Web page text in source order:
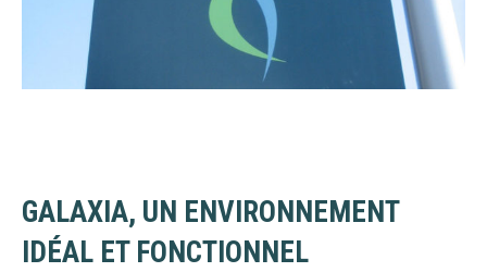
GALAXIA, UN ENVIRONNEMENT
IDÉAL ET FONCTIONNEL